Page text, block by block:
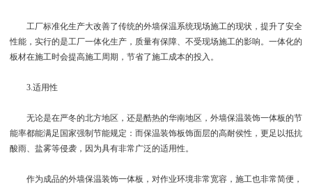
工厂标准化生产大改善了传统的外墙保温系统现场施工的现状，提升了安全
性能，实行的是工厂一体化生产，质量有保障、不受现场施工的影响。一体化的
板材在施工时会提高施工周期，节省了施工成本的投入。
3.适用性
无论是在严冬的北方地区，还是酷热的华南地区，外墙保温装饰一体板的节
能率都能满足国家强制节能规定：而保温装饰板饰面层的高耐侯性，更足以抵抗
酸雨、盐雾等侵袭，因为具有非常广泛的适用性。
作为成品的外墙保温装饰一体板，对作业环境非常宽容，施工也非常简便，